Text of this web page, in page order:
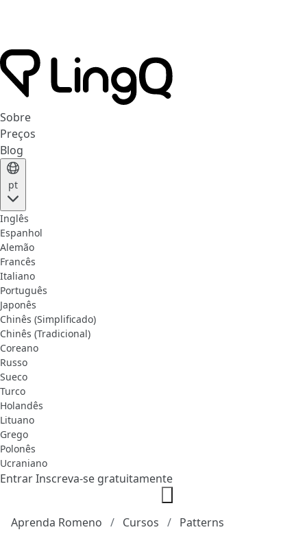
Sobre
Preços
Blog
pt
Inglês
Espanhol
Alemão
Francês
Italiano
Português
Japonês
Chinês (Simplificado)
Chinês (Tradicional)
Coreano
Russo
Sueco
Turco
Holandês
Lituano
Grego
Polonês
Ucraniano
EntrarInscreva-se gratuitamente
Aprenda Romeno Cursos Patterns